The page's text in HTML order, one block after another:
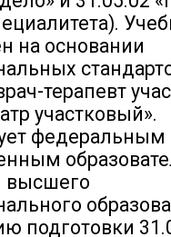
на основании
терапевт
участковый».
федеральным
высшего
подготовки